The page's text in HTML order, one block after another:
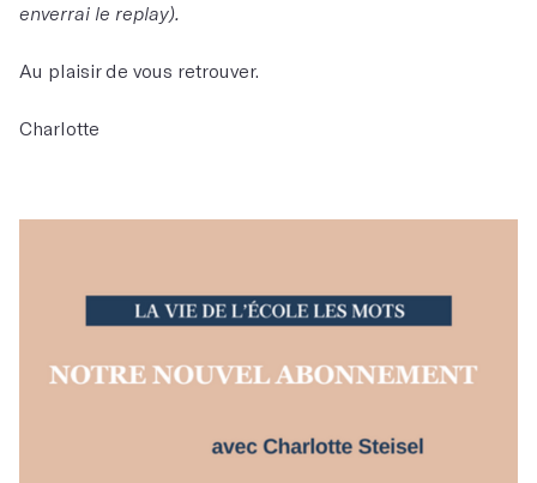
enverrai le replay).
Au plaisir de vous retrouver.
Charlotte